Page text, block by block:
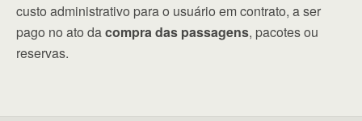
custo administrativo para o usuário em contrato, a ser
pago no ato dacompra das passagens, pacotes ou
reservas.